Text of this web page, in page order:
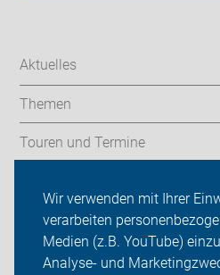
Wir verwenden mit Ihrer
verarbeiten
Medien (z.B. YouTube)
Analyse- und
Aktuelles
Themen
Touren und Termine
ADFC Tübingen
Sei dabei